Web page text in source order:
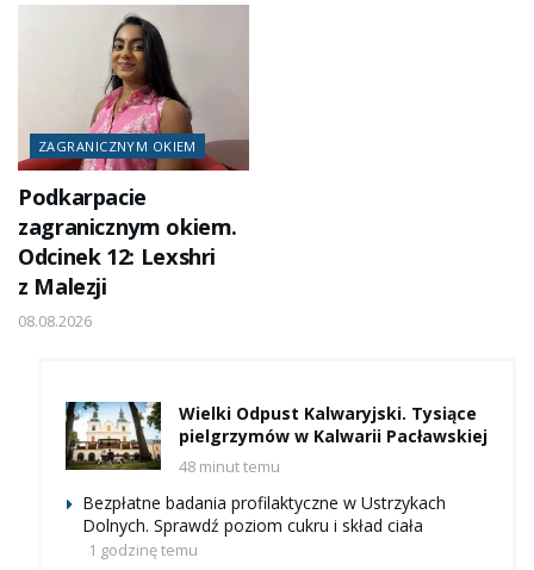
ZAGRANICZNYM OKIEM
Podkarpacie
zagranicznym okiem.
Odcinek 12: Lexshri
z Malezji
08.08.2026
Wielki Odpust Kalwaryjski. Tysiące
pielgrzymów w Kalwarii Pacławskiej
48 minut temu
Bezpłatne badania profilaktyczne w Ustrzykach
Dolnych. Sprawdź poziom cukru i skład ciała
1 godzinę temu